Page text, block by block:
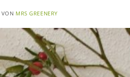
VON MRS GREENERY